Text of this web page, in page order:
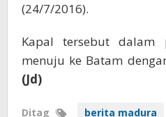
(24/7/2016).
Kapal tersebut dalam
menuju ke Batam
(Jd)
Ditag berita madura